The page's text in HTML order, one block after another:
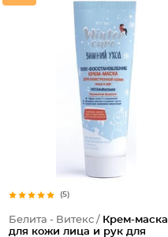
(5)
Белита - Витекс / Крем-маска
для кожи лица и рук для